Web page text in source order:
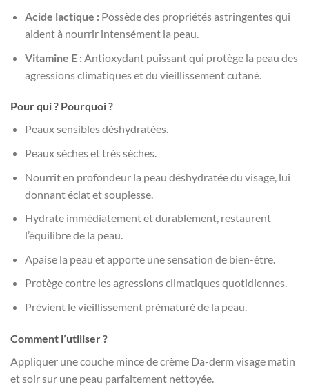
Acide lactique :Possède des propriétés astringentes qui
aident à nourrir intensément la peau.
Vitamine E :Antioxydant puissant qui protège la peau des
agressions climatiques et du vieillissement cutané.
Pour qui ? Pourquoi ?
Peaux sensibles déshydratées.
Peaux sèches et très sèches.
Nourrit en profondeur la peau déshydratée du visage, lui
donnant éclat et souplesse.
Hydrate immédiatement et durablement, restaurent
l’équilibre de la peau.
Apaise la peau et apporte une sensation de bien-être.
Protège contre les agressions climatiques quotidiennes.
Prévient le vieillissement prématuré de la peau.
Comment l’utiliser ?
Appliquer une couche mince de crème Da-derm visage matin
et soir sur une peau parfaitement nettoyée.